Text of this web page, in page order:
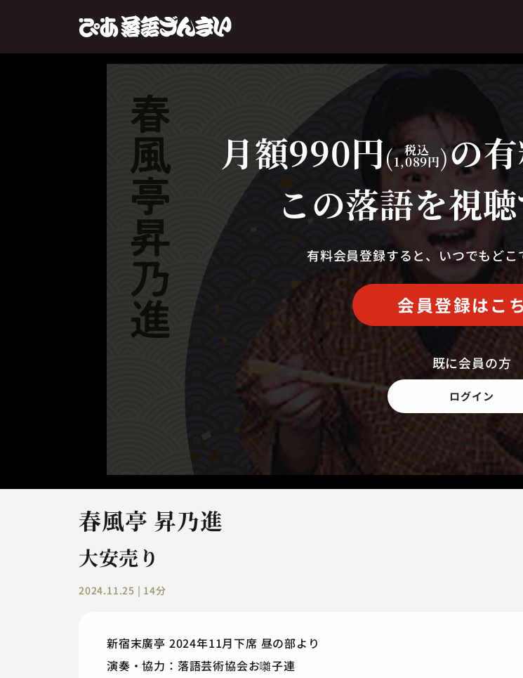
芸人からさがす
演目 からさがす
上演時間からさがす
月額990円( 税込
1,089円)の
この落語を視
有料会員登録すると、いつでもどこ
会員登録はこ
既に会員の方
ログイン
春風亭 昇乃進
大安売り
2024.11.25 | 14分
新宿末廣亭 2024年11月下席 昼の部より
演奏・協力：落語芸術協会お囃子連